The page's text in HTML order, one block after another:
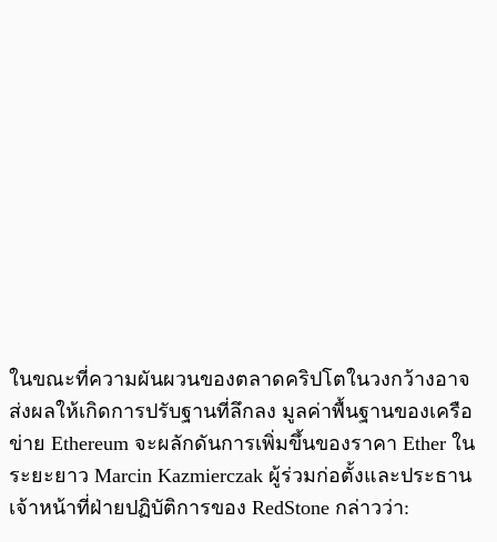
ในขณะที่ความผันผวนของตลาดคริปโตในวงกว้างอาจ
ส่งผลให้เกิดการปรับฐานที่ลึกลง มูลค่าพื้นฐานของเครือ
ข่าย Ethereum จะผลักดันการเพิ่มขึ้นของราคา Ether ใน
ระยะยาว Marcin Kazmierczak ผู้ร่วมก่อตั้งและประธาน
เจ้าหน้าที่ฝ่ายปฏิบัติการของ RedStone กล่าวว่า: